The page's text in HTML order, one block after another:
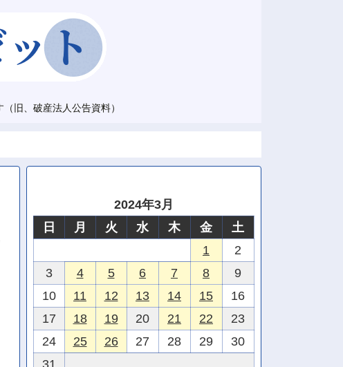
旧、破産法人公告資料）
2024年3月
日
月 火 水 木 金
土
1
2
3
4 5 6 7 8
9
10
11 12 13 14 15
16
17
18 19 20 21 22
23
24
25 26 27 28 29
30